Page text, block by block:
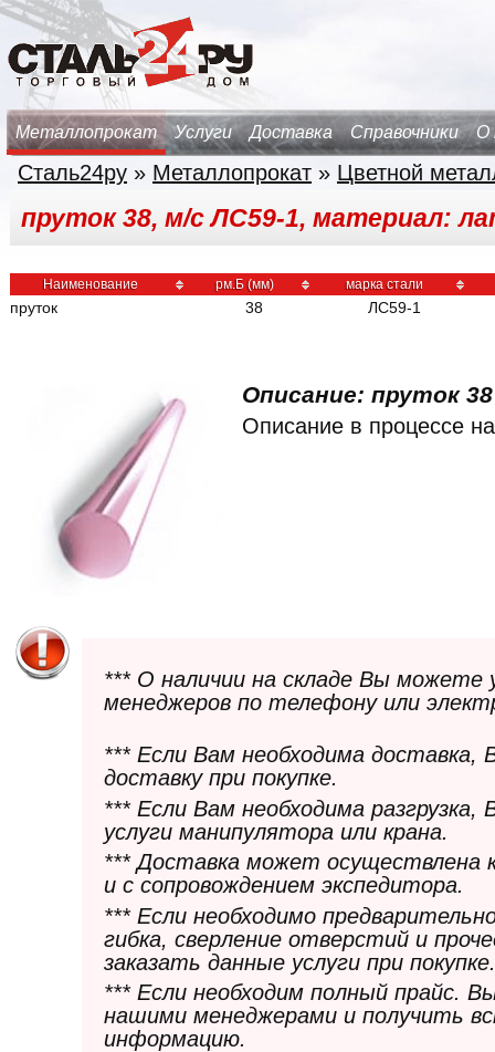
Металлопрокат Услуги Доставка Справочники О
Сталь24ру » Металлопрокат » Цветной
пруток 38, м/с ЛС59-1, материал:
Наименование рм.Б (мм) марка стали
пруток 38 ЛС59-1
Описание: пруток
Описание в процессе
*** О наличии на складе Вы можете
менеджеров по телефону или
*** Если Вам необходима
доставку при покупке.
*** Если Вам необходима
услуги манипулятора или крана.
*** Доставка может осуществлена
и с сопровождением экспедитора.
*** Если необходимо
гибка, сверление отверстий и
заказать данные услуги при покупке.
*** Если необходим полный прайс.
нашими менеджерами и получить
информацию.